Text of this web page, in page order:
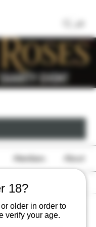
18?
older in order to
verify your age.
Members About